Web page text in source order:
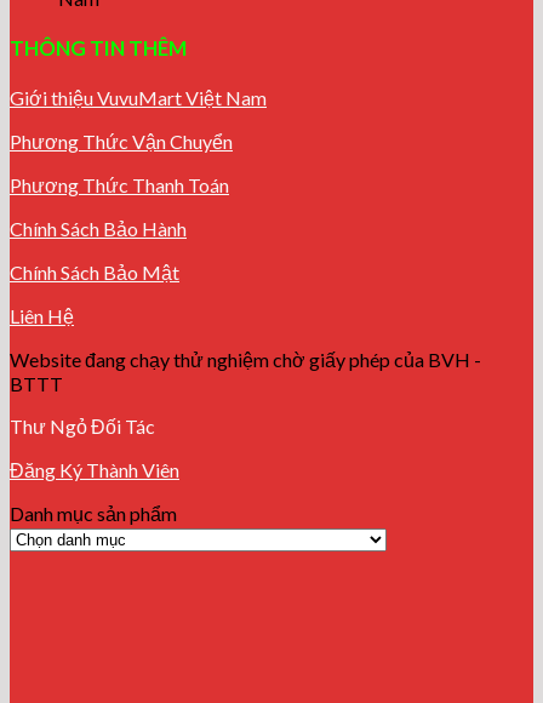
THÔNG TIN THÊM
Giới thiệu VuvuMart Việt Nam
Phương Thức Vận Chuyển
Phương Thức Thanh Toán
Chính Sách Bảo Hành
Chính Sách Bảo Mật
Liên Hệ
Website đang chạy thử nghiệm chờ giấy phép của BVH -
BTTT
Thư Ngỏ Đối Tác
Đăng Ký Thành Viên
Danh mục sản phẩm